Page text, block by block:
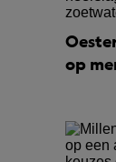
op